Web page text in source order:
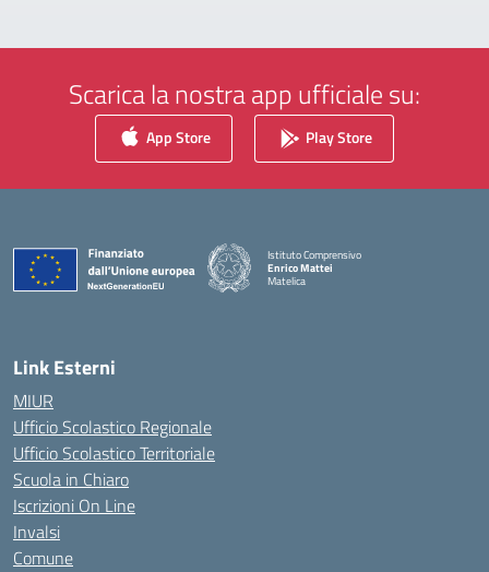
Scarica la nostra app ufficiale su:
App Store Play Store
Istituto Comprensivo
Enrico Mattei
Matelica
Link Esterni
MIUR
Ufficio Scolastico Regionale
Ufficio Scolastico Territoriale
Scuola in Chiaro
Iscrizioni On Line
Invalsi
Comune